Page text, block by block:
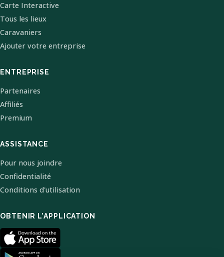
Carte Interactive
Tous les lieux
Caravaniers
Ajouter votre entreprise
ENTREPRISE
Partenaires
Affiliés
Premium
ASSISTANCE
Pour nous joindre
Confidentialité
Conditions d'utilisation
OBTENIR L'APPLICATION